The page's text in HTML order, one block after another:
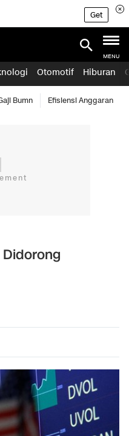
Get
MENU
Otomotif Hiburan
Bumn Efisiensi Anggaran